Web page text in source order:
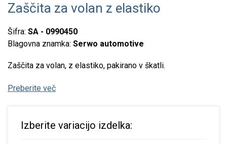
Zaščita za volan z elastiko
Šifra: SA - 0990450
Blagovna znamka: Serwo automotive
Zaščita za volan, z elastiko, pakirano v škatli.
Preberite več
Izberite variacijo izdelka: